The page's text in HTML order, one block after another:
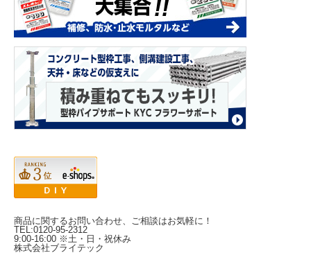
商品に関するお問い合わせ、ご相談はお気軽に！
TEL:0120-95-2312
9:00-16:00 ※土・日・祝休み
株式会社ブライテック